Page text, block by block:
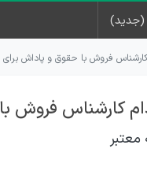
فروش با حقوق و پاداش برای
کارشناس فروش